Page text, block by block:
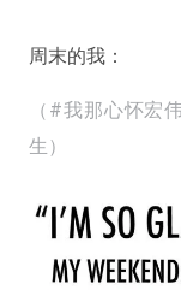
周末的我：
（#我那心怀宏
生）